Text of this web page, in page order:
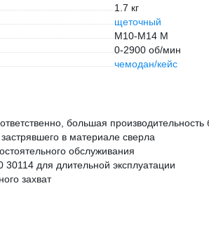
1.7 кг
щеточный
М10-М14 М
0-2900 об/мин
чемодан/кейс
большая производительность
в материале сверла
обслуживания
для длительной эксплуатации
захват